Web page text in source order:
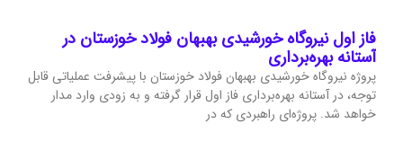
فاز اول نیروگاه خورشیدی بهبهان فولاد خوزستان در
آستانه بهره‌برداری
پروژه نیروگاه خورشیدی بهبهان فولاد خوزستان با پیشرفت عملیاتی قابل‌
توجه، در آستانه بهره‌برداری فاز اول قرار گرفته و به‌ زودی وارد مدار
خواهد شد. پروژه‌ای راهبردی که در